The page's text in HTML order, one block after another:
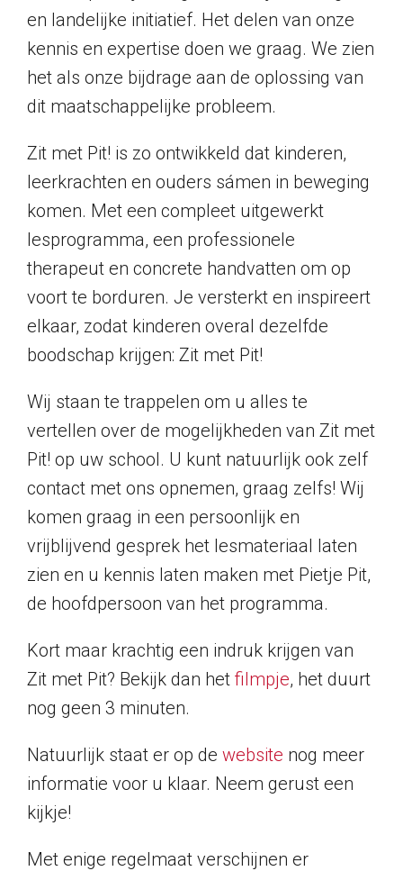
en landelijke initiatief. Het delen van onze
kennis en expertise doen we graag. We zien
het als onze bijdrage aan de oplossing van
dit maatschappelijke probleem.
Zit met Pit! is zo ontwikkeld dat kinderen,
leerkrachten en ouders sámen in beweging
komen. Met een compleet uitgewerkt
lesprogramma, een professionele
therapeut en concrete handvatten om op
voort te borduren. Je versterkt en inspireert
elkaar, zodat kinderen overal dezelfde
boodschap krijgen: Zit met Pit!
Wij staan te trappelen om u alles te
vertellen over de mogelijkheden van Zit met
Pit! op uw school. U kunt natuurlijk ook zelf
contact met ons opnemen, graag zelfs! Wij
komen graag in een persoonlijk en
vrijblijvend gesprek het lesmateriaal laten
zien en u kennis laten maken met Pietje Pit,
de hoofdpersoon van het programma.
Kort maar krachtig een indruk krijgen van
Zit met Pit? Bekijk dan het filmpje, het duurt
nog geen 3 minuten.
Natuurlijk staat er op de website nog meer
informatie voor u klaar. Neem gerust een
kijkje!
Met enige regelmaat verschijnen er